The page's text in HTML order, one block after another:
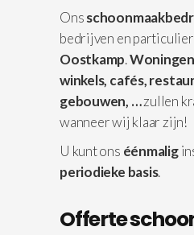
Ons
bedrijven en
Oostkamp.
winkels, cafés,
gebouwen, …zullen
wanneer wij klaar zijn!
U kunt ons éénmalig
periodieke basis.
Offerte